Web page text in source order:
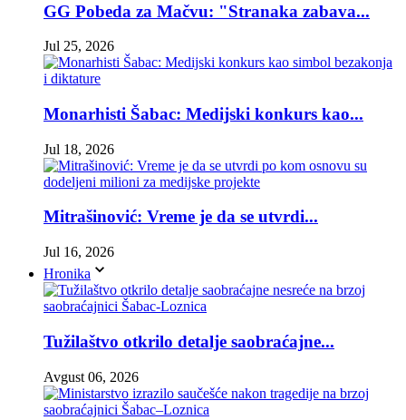
GG Pobeda za Mačvu: "Stranaka zabava...
Jul 25, 2026
Monarhisti Šabac: Medijski konkurs kao...
Jul 18, 2026
Mitrašinović: Vreme je da se utvrdi...
Jul 16, 2026
Hronika
Tužilaštvo otkrilo detalje saobraćajne...
Avgust 06, 2026